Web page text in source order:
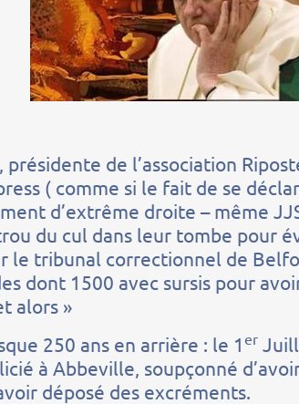
présidente de l’association
( comme si le fait de se
d’extrême droite – même
du cul dans leur tombe pour
le tribunal correctionnel de
dont 1500 avec sursis pour
alors »
250 ans en arrière : le 1er
à Abbeville, soupçonné
déposé des excréments.